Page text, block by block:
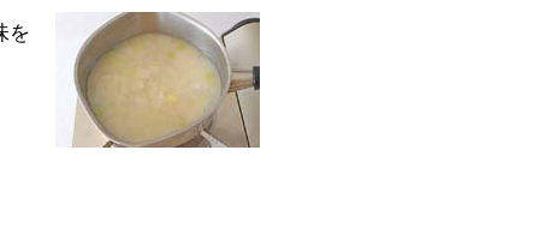
を